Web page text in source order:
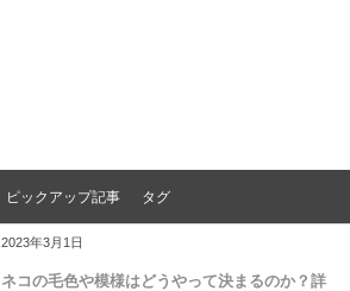
ピックアップ記事 タグ
2023年3月1日
ネコの毛色や模様はどうやって決まるのか？詳